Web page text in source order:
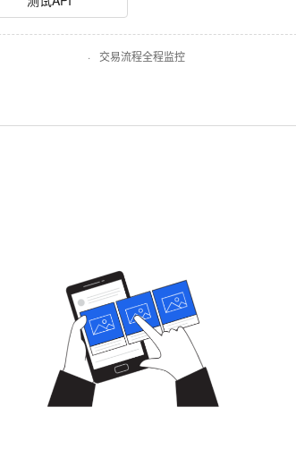
· 交易流程全程监控